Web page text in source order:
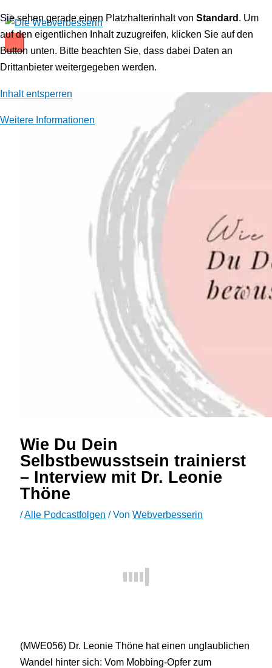
Zum
Inhalt
springen
Hauptmenü
Wie Du Dein
Selbstbewusstsein trainierst
– Interview mit Dr. Leonie
Thöne
/Alle Podcastfolgen / VonWebverbesserin
(MWE056) Dr. Leonie Thöne hat einen unglaublichen
Wandel hinter sich: Vom Mobbing-Opfer zum
Sie sehen gerade einen Platzhalterinhalt von Standard . Um
auf den eigentlichen Inhalt zuzugreifen, klicken Sie auf den
Button unten. Bitte beachten Sie, dass dabei Daten an
Drittanbieter weitergegeben werden.
Inhalt entsperren
Weitere Informationen